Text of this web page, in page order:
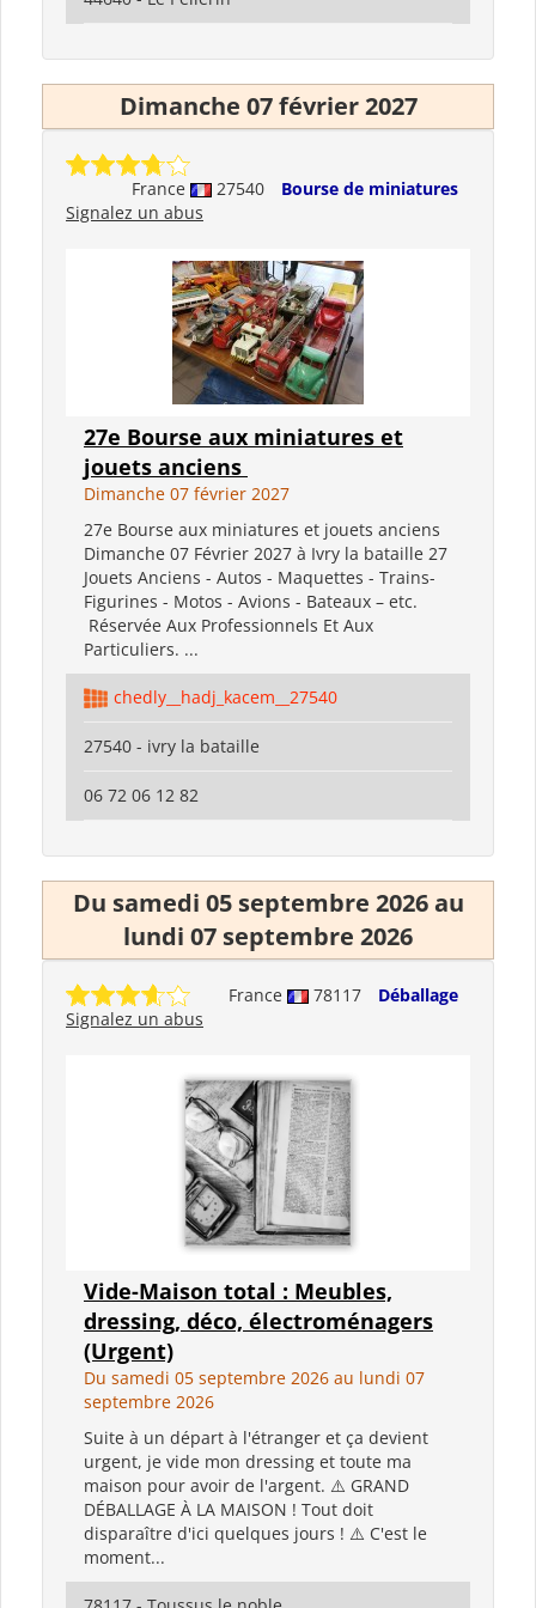
Dimanche 07 février 2027
France 27540
Bourse de miniatures
Signalez un abus
27e Bourse aux miniatures et
jouets anciens
Dimanche 07 février 2027
27e Bourse aux miniatures et jouets anciens
Dimanche 07 Février 2027 à Ivry la bataille 27
Jouets Anciens - Autos - Maquettes - Trains-
Figurines - Motos - Avions - Bateaux – etc.
Réservée Aux Professionnels Et Aux
Particuliers. ...
chedly__hadj_kacem__27540
27540 - ivry la bataille
06 72 06 12 82
Du samedi 05 septembre 2026 au
lundi 07 septembre 2026
France 78117
Déballage
Signalez un abus
Vide-Maison total : Meubles,
dressing, déco, électroménagers
(Urgent)
Du samedi 05 septembre 2026 au lundi 07
septembre 2026
Suite à un départ à l'étranger et ça devient
urgent, je vide mon dressing et toute ma
maison pour avoir de l'argent. ⚠️ GRAND
DÉBALLAGE À LA MAISON ! Tout doit
disparaître d'ici quelques jours ! ⚠️ C'est le
moment...